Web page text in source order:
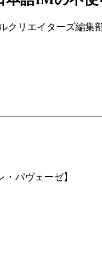
クリエイターズ編集
パヴェーゼ】